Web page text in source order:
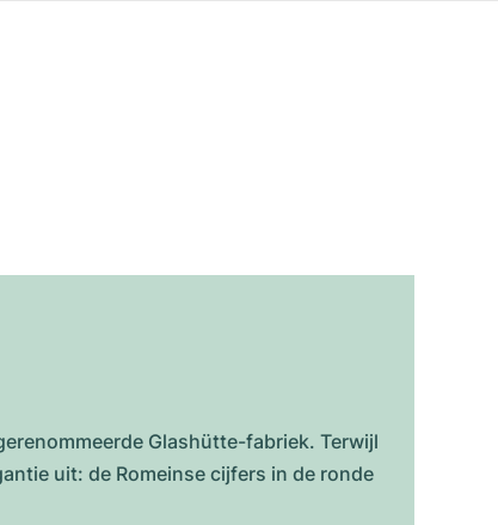
Glashütte-fabriek. Terwijl
uit: de Romeinse cijfers in de ronde